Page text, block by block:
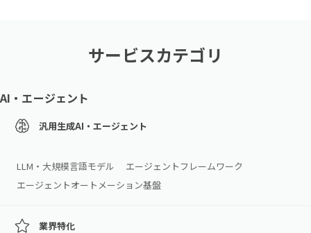
サービスカテゴリ
AI・エージェント
汎用生成AI・エージェント
LLM・大規模言語モデル
エージェントフレームワーク
エージェントオートメーション基盤
業界特化